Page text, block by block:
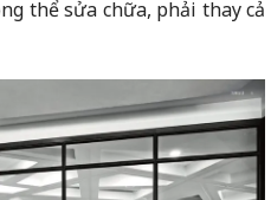
thể sửa chữa, phải thay cả